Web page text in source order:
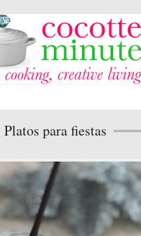
Platos para fiestas